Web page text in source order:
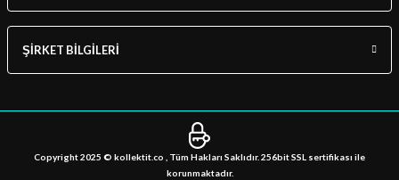
ŞİRKET BİLGİLERİ
Copyright 2025 © kollektit.co , Tüm Hakları Saklıdır. 256bit SSL sertifikası ile
korunmaktadır.